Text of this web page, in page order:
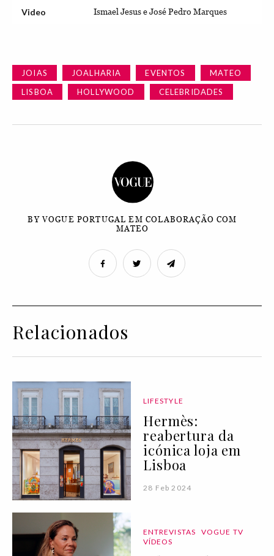
Video Ismael Jesus e José Pedro Marques
JOIAS JOALHARIA EVENTOS
MATEO
LISBOA
HOLLYWOOD CELEBRIDADES
BY VOGUE PORTUGAL EM COLABORAÇÃO COM
MATEO
Relacionados
LIFESTYLE
Hermès:
reabertura da
icónica loja em
Lisboa
28 Feb 2024
ENTREVISTAS
VOGUE TV
VÍDEOS